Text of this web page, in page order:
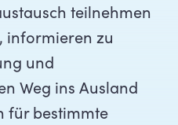
teilnehmen
informieren zu
und
Weg ins Ausland
für bestimmte